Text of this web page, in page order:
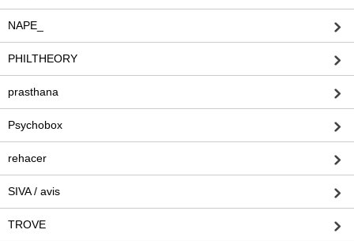
NAPE_
PHILTHEORY
prasthana
Psychobox
rehacer
SIVA / avis
TROVE